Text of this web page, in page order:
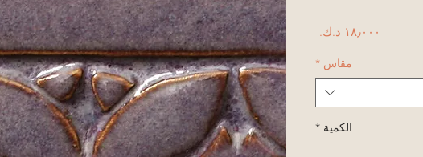
مقاس *
الكمية *